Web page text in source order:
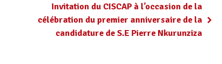
Invitation du CISCAP à l’occasion de la
célébration du premier anniversaire de la
candidature de S.E Pierre Nkurunziza